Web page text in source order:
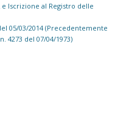
Iscrizione al Registro delle
05/03/2014 (Precedentemente
4273 del 07/04/1973)